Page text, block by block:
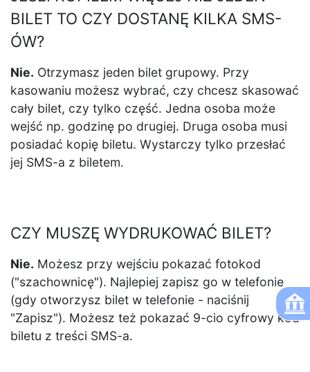
BILET TO CZY DOSTANĘ KILKA SMS-
ÓW?
Nie. Otrzymasz jeden bilet grupowy. Przy
kasowaniu możesz wybrać, czy chcesz skasować
cały bilet, czy tylko część. Jedna osoba może
wejść np. godzinę po drugiej. Druga osoba musi
posiadać kopię biletu. Wystarczy tylko przesłać
jej SMS-a z biletem.
CZY MUSZĘ WYDRUKOWAĆ BILET?
Nie. Możesz przy wejściu pokazać fotokod
("szachownicę"). Najlepiej zapisz go w telefonie
(gdy otworzysz bilet w telefonie - naciśnij
"Zapisz"). Możesz też pokazać 9-cio cyfrowy kod
biletu z treści SMS-a.